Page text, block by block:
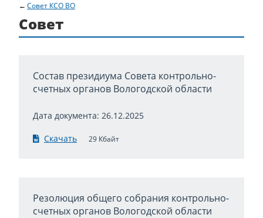
Совет КСО ВО
Совет
Состав президиума Совета контрольно-
счетных органов Вологодской области
Дата документа: 26.12.2025
Скачать 29 Кбайт
Резолюция общего собрания контрольно-
счетных органов Вологодской области